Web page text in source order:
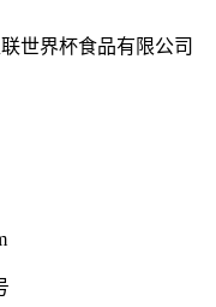
世界杯食品有限公司